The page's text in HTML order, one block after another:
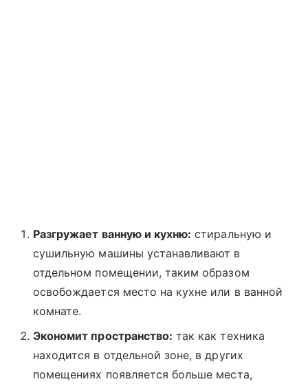
Разгружает ванную и кухню: стиральную и
сушильную машины устанавливают в
отдельном помещении, таким образом
освобождается место на кухне или в ванной
комнате.
Экономит пространство: так как техника
находится в отдельной зоне, в других
помещениях появляется больше места,